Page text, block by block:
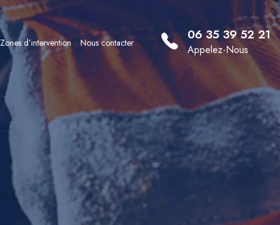
Zones d’intervention Nous contacter 06 35 39 52 21
Appelez-Nous